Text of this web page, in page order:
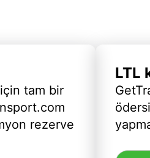
tam bir
rezerve
LTL